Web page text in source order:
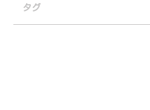
タグ